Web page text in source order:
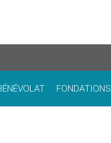
FONDATIONS